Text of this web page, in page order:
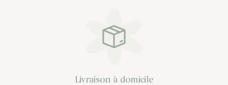
Livraison à domicile